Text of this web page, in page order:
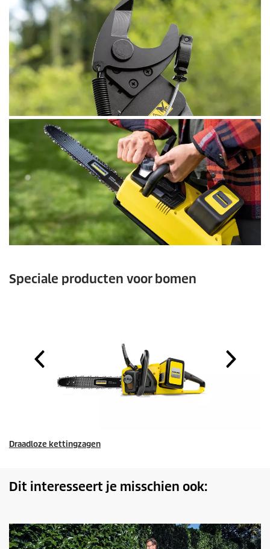
Speciale producten voor bomen
Draadloze kettingzagen
Dit interesseert je misschien ook: